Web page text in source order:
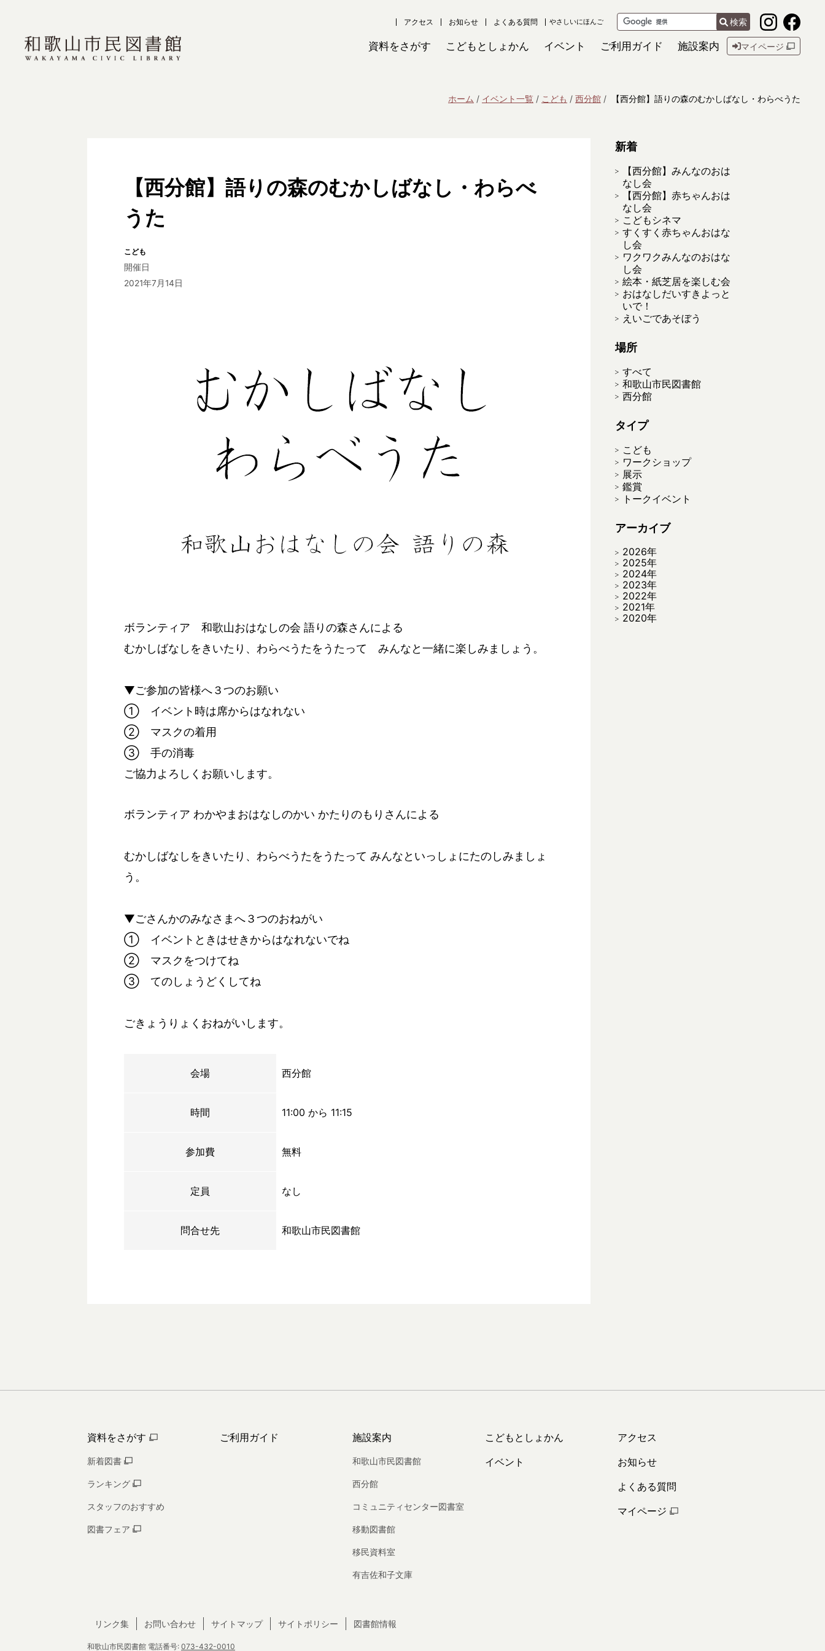
アクセス お知らせ よくある質問 やさしいにほんご 検索
資料をさがす こどもとしょかん イベント ご利用ガイド 施設案内 マイページ
ホーム イベント一覧 こども 西分館 【西分館】語りの森のむかしばなし・わらべうた
【西分館】語りの森のむかしばなし・わらべ
うた
こども
開催日
2021年7月14日
ボランティア 和歌山おはなしの会 語りの森さんによる
むかしばなしをきいたり、わらべうたをうたって みんなと一緒に楽しみましょう。
▼ご参加の皆様へ３つのお願い
① イベント時は席からはなれない
② マスクの着用
③ 手の消毒
ご協力よろしくお願いします。
ボランティア わかやまおはなしのかい かたりのもりさんによる
むかしばなしをきいたり、わらべうたをうたって みんなといっしょにたのしみましょ
う。
▼ごさんかのみなさまへ３つのおねがい
① イベントときはせきからはなれないでね
② マスクをつけてね
③ てのしょうどくしてね
ごきょうりょくおねがいします。
会場 西分館
時間 11:00 から 11:15
参加費 無料
定員 なし
問合せ先 和歌山市民図書館
新着
【西分館】みんなのおは
なし会
【西分館】赤ちゃんおは
なし会
こどもシネマ
すくすく赤ちゃんおはな
し会
ワクワクみんなのおはな
し会
絵本・紙芝居を楽しむ会
おはなしだいすきよっと
いで！
えいごであそぼう
場所
すべて
和歌山市民図書館
西分館
タイプ
こども
ワークショップ
展示
鑑賞
トークイベント
アーカイブ
2026年
2025年
2024年
2023年
2022年
2021年
2020年
資料をさがす
新着図書
ランキング
スタッフのおすすめ
図書フェア
ご利用ガイド 施設案内
和歌山市民図書館
西分館
コミュニティセンター図書室
移動図書館
移民資料室
有吉佐和子文庫
こどもとしょかん
イベント
アクセス
お知らせ
よくある質問
マイページ
和歌山市民図書館 電話番号: 073-432-0010
リンク集 お問い合わせ サイトマップ サイトポリシー 図書館情報